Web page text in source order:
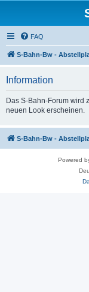
FAQ
S-Bahn-Bw -
Information
Das S-Bahn-Forum wird
neuen Look erscheinen.
S-Bahn-Bw -
Powered